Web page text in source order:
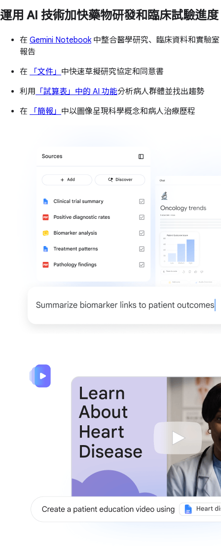
運用 AI 技術加快藥物研發和臨床試驗進度
在 Gemini Notebook中整合醫學研究、臨床資料和實驗室
報告
在
「文件」 中快速草擬研究協定和同意書
利用 「試算表」中的 AI 功能分析病人群體並找出趨勢
在
「簡報」 中以圖像呈現科學概念和病人治療歷程